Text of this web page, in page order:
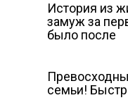
История из
замуж за
было после
семьи!